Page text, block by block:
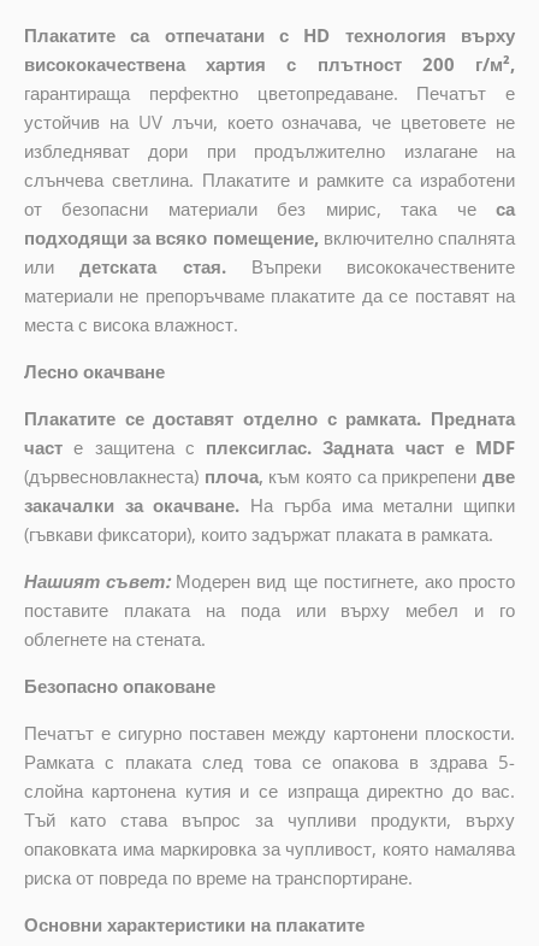
Плакатите са отпечатани с HD технология върху
висококачествена хартия с плътност 200 г/м²,
гарантираща перфектно цветопредаване. Печатът е
устойчив на UV лъчи, което означава, че цветовете не
избледняват дори при продължително излагане на
слънчева светлина. Плакатите и рамките са изработени
от безопасни материали без мирис, така че
са
подходящи за всяко помещение, включително спалнята
или
детската стая.
Въпреки висококачествените
материали не препоръчваме плакатите да се поставят на
места с висока влажност.
Лесно окачване
Плакатите се доставят отделно с рамката. Предната
част е защитена с плексиглас. Задната част е MDF
(дървесновлакнеста) плоча, към която са прикрепени две
закачалки за окачване. На гърба има метални щипки
(гъвкави фиксатори), които задържат плаката в рамката.
Нашият съвет: Модерен вид ще постигнете, ако просто
поставите плаката на пода или върху мебел и го
облегнете на стената.
Безопасно опаковане
Печатът е сигурно поставен между картонени плоскости.
Рамката с плаката след това се опакова в здрава 5-
слойна картонена кутия и се изпраща директно до вас.
Тъй като става въпрос за чупливи продукти, върху
опаковката има маркировка за чупливост, която намалява
риска от повреда по време на транспортиране.
Основни характеристики на плакатите